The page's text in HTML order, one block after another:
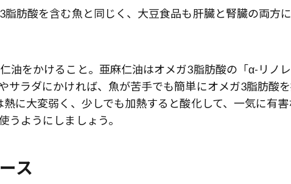
肪酸を含む魚と同じく、大豆食品も肝臓と腎臓の両方
油をかけること。亜麻仁油はオメガ3脂肪酸の「α-リノ
サラダにかければ、魚が苦手でも簡単にオメガ3脂肪酸
に大変弱く、少しでも加熱すると酸化して、一気に有害
うようにしましょう。
ス